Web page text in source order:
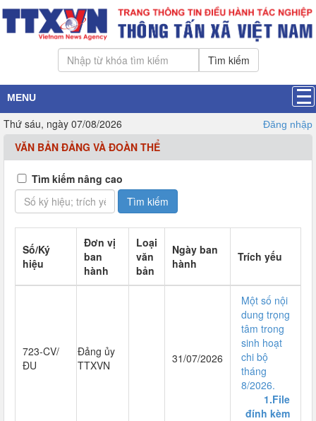
Tìm kiếm
MENU
Thứ sáu, ngày 07/08/2026 Đăng nhập
VĂN BẢN ĐẢNG VÀ ĐOÀN THỂ
Tìm kiếm nâng cao
Số/Ký
hiệu
Đơn vị
ban
hành
Loại
văn
bản
Ngày ban
hành
Trích yếu
723-CV/
ĐU
Đảng ủy
TTXVN
31/07/2026
Một số nội
dung trọng
tâm trong
sinh hoạt
chi bộ
tháng
8/2026.
1.File
đính kèm